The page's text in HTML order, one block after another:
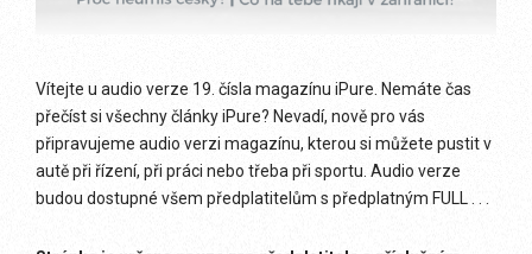
Vítejte u audio verze 19. čísla magazínu iPure. Nemáte čas
přečíst si všechny články iPure? Nevadí, nově pro vás
připravujeme audio verzi magazínu, kterou si můžete pustit v
autě při řízení, při práci nebo třeba při sportu. Audio verze
budou dostupné všem předplatitelům s předplatným FULL . . .